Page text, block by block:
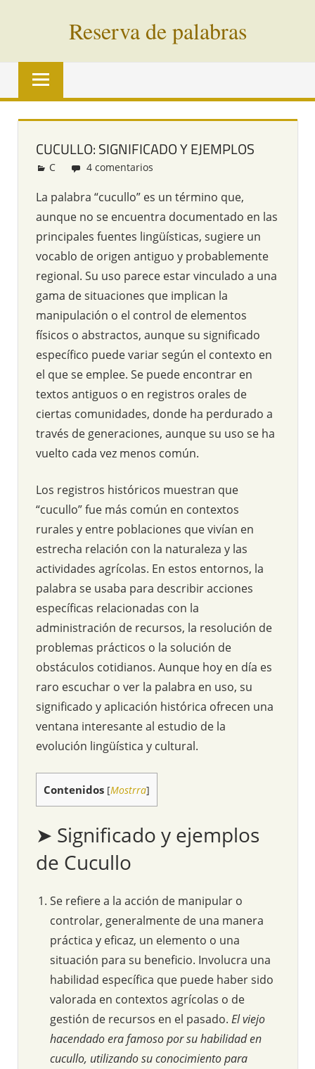
Reserva de palabras
Palabras
vías
todo
mundo
CUCULLO: SIGNIFICADO Y EJEMPLOS
Redacción
C 4 comentarios
La palabra “cucullo” es un término que,
aunque no se encuentra documentado en las
principales fuentes lingüísticas, sugiere un
vocablo de origen antiguo y probablemente
regional. Su uso parece estar vinculado a una
gama de situaciones que implican la
manipulación o el control de elementos
físicos o abstractos, aunque su significado
específico puede variar según el contexto en
el que se emplee. Se puede encontrar en
textos antiguos o en registros orales de
ciertas comunidades, donde ha perdurado a
través de generaciones, aunque su uso se ha
vuelto cada vez menos común.
Los registros históricos muestran que
“cucullo” fue más común en contextos
rurales y entre poblaciones que vivían en
estrecha relación con la naturaleza y las
actividades agrícolas. En estos entornos, la
palabra se usaba para describir acciones
específicas relacionadas con la
administración de recursos, la resolución de
problemas prácticos o la solución de
obstáculos cotidianos. Aunque hoy en día es
raro escuchar o ver la palabra en uso, su
significado y aplicación histórica ofrecen una
ventana interesante al estudio de la
evolución lingüística y cultural.
Contenidos [Mostrra]
➤ Significado y ejemplos
de Cucullo
Se refiere a la acción de manipular o
controlar, generalmente de una manera
práctica y eficaz, un elemento o una
situación para su beneficio. Involucra una
habilidad específica que puede haber sido
valorada en contextos agrícolas o de
gestión de recursos en el pasado. El viejo
hacendado era famoso por su habilidad en
cucullo, utilizando su conocimiento para